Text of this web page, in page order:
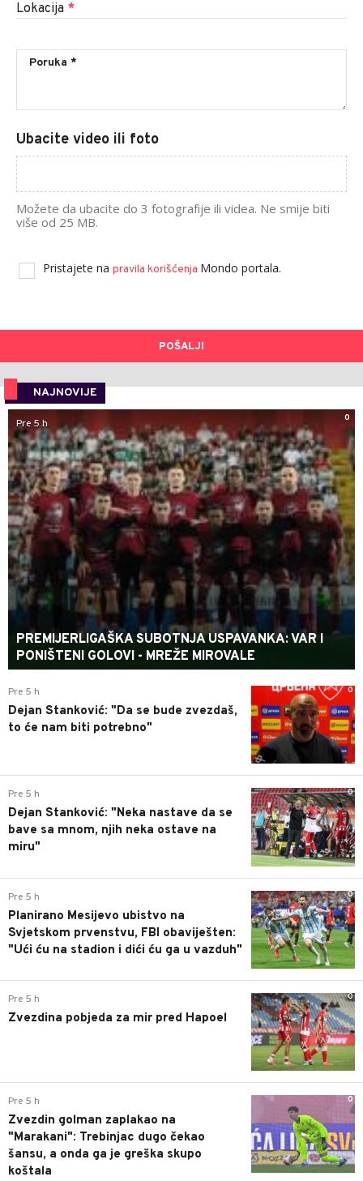
Lokacija *
Ubacite video ili foto
Možete da ubacite do 3 fotografije ili videa. Ne smije biti
više od 25 MB.
Pristajete na pravila korišćenja Mondo portala.
POŠALJI
NAJNOVIJE
0
Pre 5 h
PREMIJERLIGAŠKA SUBOTNJA USPAVANKA: VAR I
PONIŠTENI GOLOVI - MREŽE MIROVALE
0
Pre 5 h
Dejan Stanković: "Da se bude zvezdaš,
to će nam biti potrebno"
0
Pre 5 h
Dejan Stanković: "Neka nastave da se
bave sa mnom, njih neka ostave na
miru"
0
Pre 5 h
Planirano Mesijevo ubistvo na
Svjetskom prvenstvu, FBI obaviješten:
"Ući ću na stadion i dići ću ga u vazduh"
0
Pre 5 h
Zvezdina pobjeda za mir pred Hapoel
0
Pre 5 h
Zvezdin golman zaplakao na
"Marakani": Trebinjac dugo čekao
šansu, a onda ga je greška skupo
koštala